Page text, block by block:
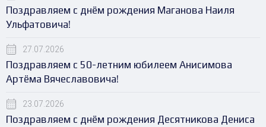
Поздравляем с днём рождения Маганова Наиля
Ульфатовича!
27.07.2026
Поздравляем с 50-летним юбилеем Анисимова
Артёма Вячеславовича!
23.07.2026
Поздравляем с днём рождения Десятникова Дениса